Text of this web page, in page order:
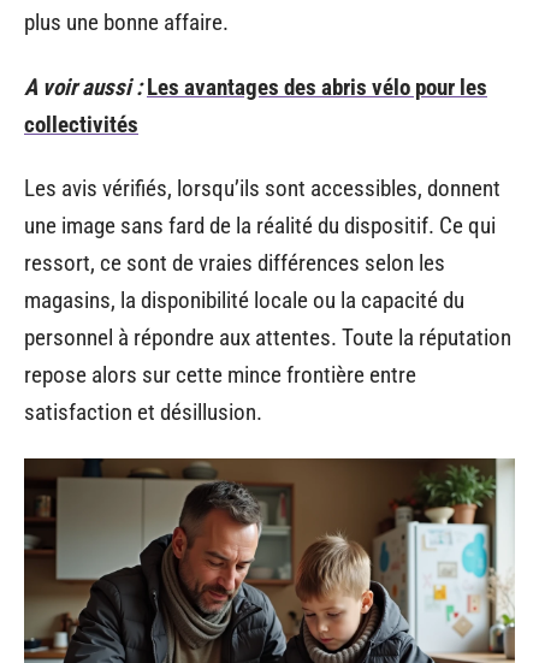
plus une bonne affaire.
A voir aussi : Les avantages des abris vélo pour les
collectivités
Les avis vérifiés, lorsqu’ils sont accessibles, donnent
une image sans fard de la réalité du dispositif. Ce qui
ressort, ce sont de vraies différences selon les
magasins, la disponibilité locale ou la capacité du
personnel à répondre aux attentes. Toute la réputation
repose alors sur cette mince frontière entre
satisfaction et désillusion.